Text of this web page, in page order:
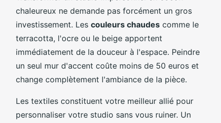
chaleureux ne demande pas forcément un gros
investissement. Les couleurs chaudes comme le
terracotta, l'ocre ou le beige apportent
immédiatement de la douceur à l'espace. Peindre
un seul mur d'accent coûte moins de 50 euros et
change complètement l'ambiance de la pièce.
Les textiles constituent votre meilleur allié pour
personnaliser votre studio sans vous ruiner. Un